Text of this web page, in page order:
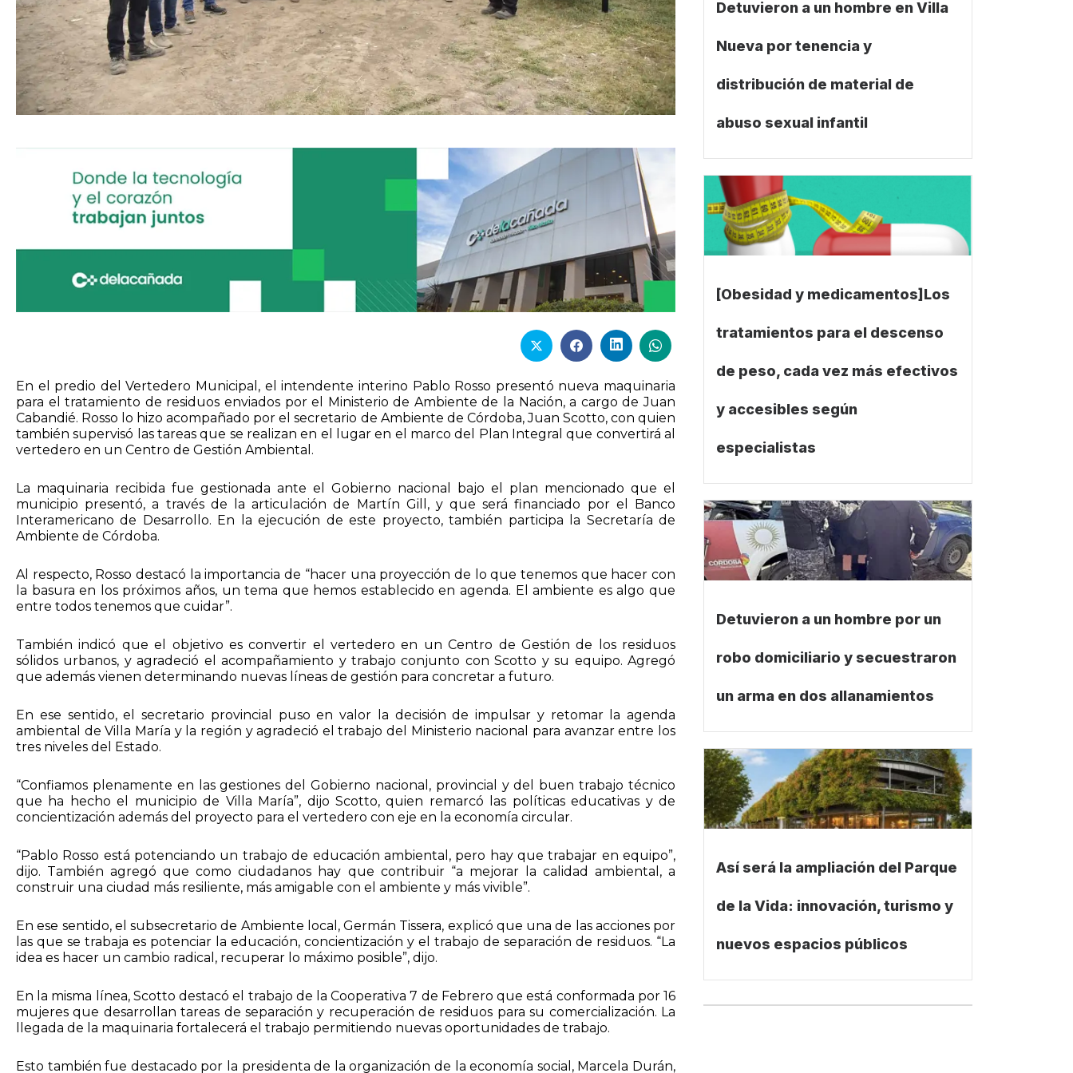
En el predio del Vertedero Municipal, el intendente interino Pablo Rosso presentó nueva maquinaria
para el tratamiento de residuos enviados por el Ministerio de Ambiente de la Nación, a cargo de Juan
Cabandié. Rosso lo hizo acompañado por el secretario de Ambiente de Córdoba, Juan Scotto, con quien
también supervisó las tareas que se realizan en el lugar en el marco del Plan Integral que convertirá al
vertedero en un Centro de Gestión Ambiental.
La maquinaria recibida fue gestionada ante el Gobierno nacional bajo el plan mencionado que el
municipio presentó, a través de la articulación de Martín Gill, y que será financiado por el Banco
Interamericano de Desarrollo. En la ejecución de este proyecto, también participa la Secretaría de
Ambiente de Córdoba.
Al respecto, Rosso destacó la importancia de “hacer una proyección de lo que tenemos que hacer con
la basura en los próximos años, un tema que hemos establecido en agenda. El ambiente es algo que
entre todos tenemos que cuidar”.
También indicó que el objetivo es convertir el vertedero en un Centro de Gestión de los residuos
sólidos urbanos, y agradeció el acompañamiento y trabajo conjunto con Scotto y su equipo. Agregó
que además vienen determinando nuevas líneas de gestión para concretar a futuro.
En ese sentido, el secretario provincial puso en valor la decisión de impulsar y retomar la agenda
ambiental de Villa María y la región y agradeció el trabajo del Ministerio nacional para avanzar entre los
tres niveles del Estado.
“Confiamos plenamente en las gestiones del Gobierno nacional, provincial y del buen trabajo técnico
que ha hecho el municipio de Villa María”, dijo Scotto, quien remarcó las políticas educativas y de
concientización además del proyecto para el vertedero con eje en la economía circular.
“Pablo Rosso está potenciando un trabajo de educación ambiental, pero hay que trabajar en equipo”,
dijo. También agregó que como ciudadanos hay que contribuir “a mejorar la calidad ambiental, a
construir una ciudad más resiliente, más amigable con el ambiente y más vivible”.
En ese sentido, el subsecretario de Ambiente local, Germán Tissera, explicó que una de las acciones por
las que se trabaja es potenciar la educación, concientización y el trabajo de separación de residuos. “La
idea es hacer un cambio radical, recuperar lo máximo posible”, dijo.
En la misma línea, Scotto destacó el trabajo de la Cooperativa 7 de Febrero que está conformada por 16
mujeres que desarrollan tareas de separación y recuperación de residuos para su comercialización. La
llegada de la maquinaria fortalecerá el trabajo permitiendo nuevas oportunidades de trabajo.
Esto también fue destacado por la presidenta de la organización de la economía social, Marcela Durán,
Detuvieron a un hombre en Villa
Nueva por tenencia y
distribución de material de
abuso sexual infantil
[Obesidad y medicamentos]Los
tratamientos para el descenso
de peso, cada vez más efectivos
y accesibles según
especialistas
Detuvieron a un hombre por un
robo domiciliario y secuestraron
un arma en dos allanamientos
Así será la ampliación del Parque
de la Vida: innovación, turismo y
nuevos espacios públicos